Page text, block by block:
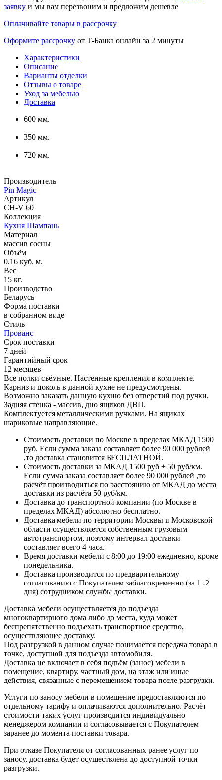
заявку и мы вам перезвоним и предложим дешевле
Оплачивайте товары в рассрочку
Оформите рассрочку от Т-Банка онлайн за 2 минуты
Характеристики
Описание
Варианты отделки
Отзывы о товаре
Уход за мебелью
Доставка
600 мм.
350 мм.
720 мм.
Производитель
Pin Magic
Артикул
CH-V 60
Коллекция
Кухня Шампань
Материал
массив сосны
Объём
0.16 куб. м.
Вес
15 кг.
Производство
Беларусь
Форма поставки
в собранном виде
Стиль
Прованс
Срок поставки
7 дней
Гарантийный срок
12 месяцев
Все полки съёмные. Настенные крепления в комплекте.
Карниз и цоколь в данной кухне не предусмотрены.
Возможно заказать данную кухню без отверстий под ручки.
Задняя стенка - массив, дно ящиков ДВП.
Комплектуется металлическими ручками. На ящиках
шариковые направляющие.
Стоимость доставки по Москве в пределах МКАД 1500
руб. Если сумма заказа составляет более 90 000 рублей
,то доставка становится БЕСПЛАТНОЙ.
Стоимость доставки за МКАД 1500 руб + 50 руб/км.
Если сумма заказа составляет более 90 000 рублей ,то
расчёт производиться по расстоянию от МКАД до места
доставки из расчёта 50 руб/км.
Доставка до транспортной компании (по Москве в
пределах МКАД) абсолютно бесплатно.
Доставка мебели по территории Москвы и Московской
области осуществляется собственным грузовым
автотранспортом, поэтому интервал доставки
составляет всего 4 часа.
Время доставки мебели с 8:00 до 19:00 ежедневно, кроме
понедельника.
Доставка производится по предварительному
согласованию с Покупателем заблаговременно (за 1 -2
дня) сотрудником службы доставки.
Доставка мебели осуществляется до подъезда
многоквартирного дома либо до места, куда может
беспрепятственно подъехать транспортное средство,
осуществляющее доставку.
Под разгрузкой в данном случае понимается передача товара в
точке, доступной для подъезда автомобиля.
Доставка не включает в себя подъём (занос) мебели в
помещение, квартиру, частный дом, на этаж или иные
действия, связанные с перемещением товара после разгрузки.
Услуги по заносу мебели в помещение предоставляются по
отдельному тарифу и оплачиваются дополнительно. Расчёт
стоимости таких услуг производится индивидуально
менеджером компании и согласовывается с Покупателем
заранее до момента поставки товара.
При отказе Покупателя от согласованных ранее услуг по
заносу, доставка будет осуществлена до доступной точки
разгрузки.